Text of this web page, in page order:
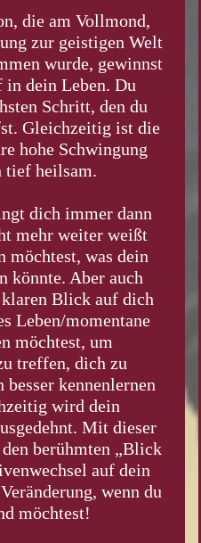
die am Vollmond,
zur geistigen Welt
wurde, gewinnst
dein Leben. Du
Schritt, den du
Gleichzeitig ist die
hohe Schwingung
tief heilsam.
dich immer dann
mehr weiter weißt
möchtest, was dein
könnte. Aber auch
klaren Blick auf dich
Leben/momentane
möchtest, um
treffen, dich zu
kennenlernen
wird dein
Mit dieser
berühmten „Blick
auf dein
wenn du
möchtest!